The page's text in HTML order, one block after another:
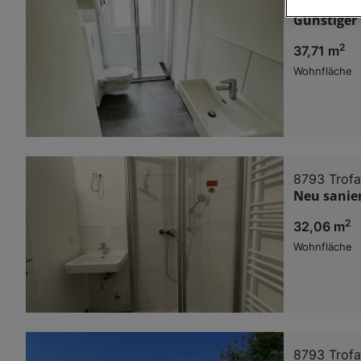
Günstiger
37,71 m2
Wohnfläche
8793
Neu
32,06 m2
Wohnfläche
8793
Wir und